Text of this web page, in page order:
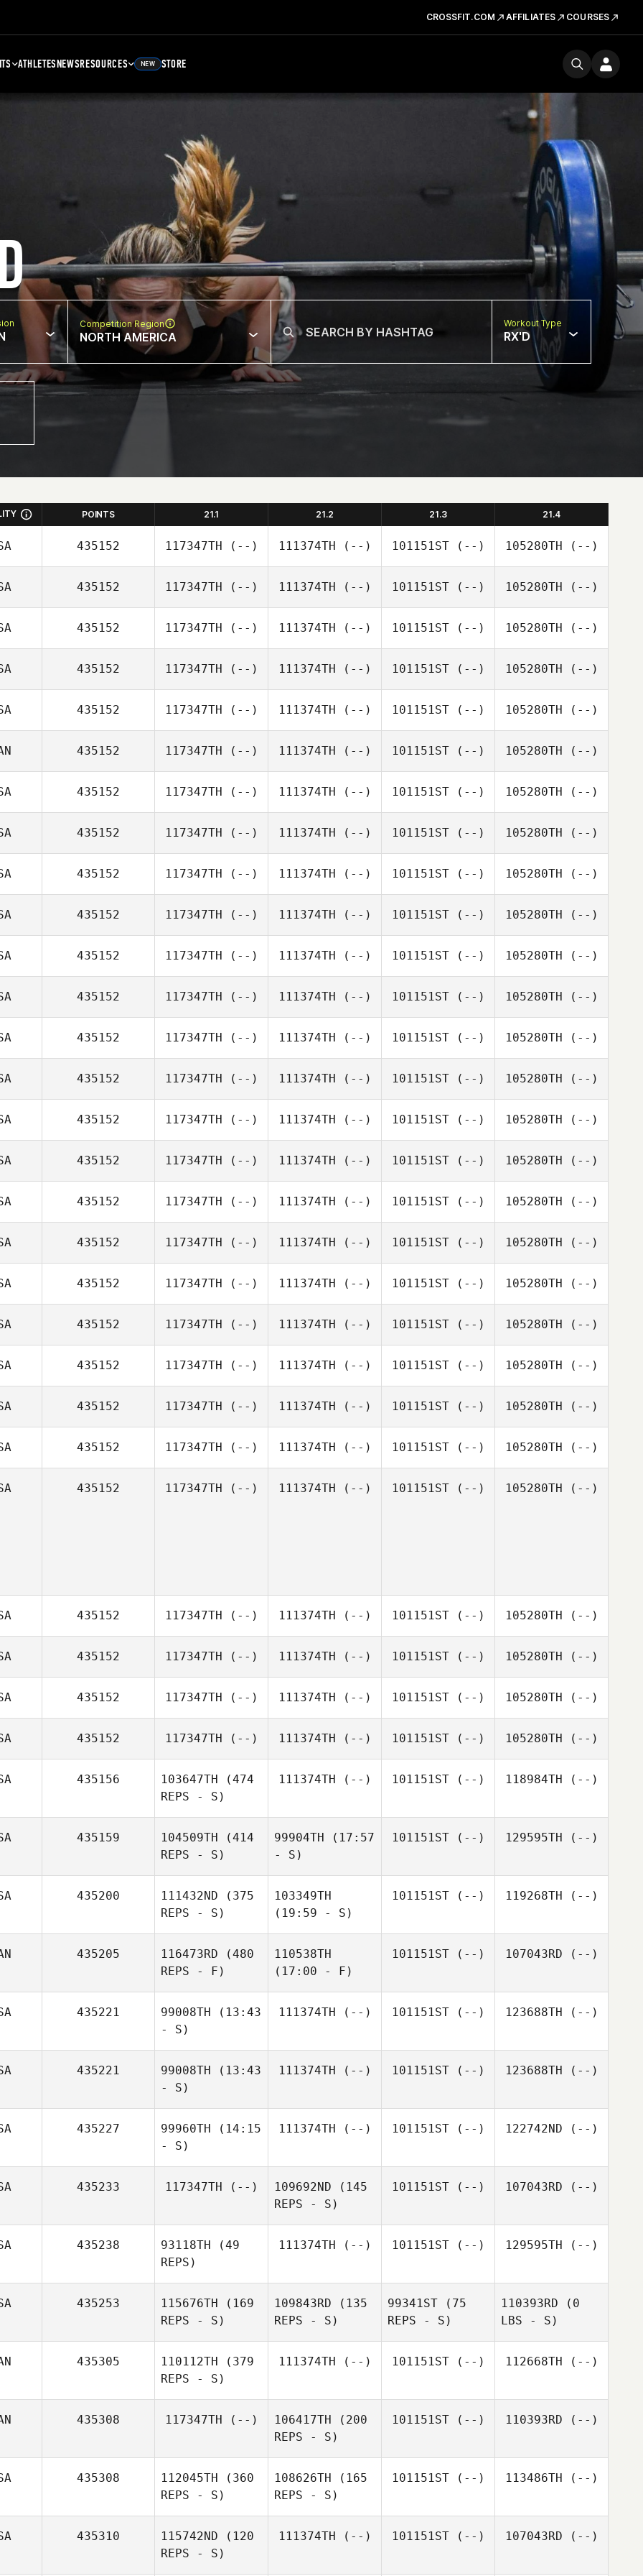
CROSSFIT.COM AFFILIATES COURSES
ATHLETESNEWSRESOURCES NEW STORE
Competition Region
NORTH AMERICA
Workout Type
RX'D
POINTS 21.1 21.2 21.3 21.4
435152 117347TH (--) 111374TH (--) 101151ST(--) 105280TH (--)
435152 117347TH (--) 111374TH (--) 101151ST(--) 105280TH (--)
435152 117347TH (--) 111374TH (--) 101151ST(--) 105280TH (--)
435152 117347TH (--) 111374TH (--) 101151ST(--) 105280TH (--)
435152 117347TH (--) 111374TH (--) 101151ST(--) 105280TH (--)
435152 117347TH (--) 111374TH (--) 101151ST(--) 105280TH (--)
435152 117347TH (--) 111374TH (--) 101151ST(--) 105280TH (--)
435152 117347TH (--) 111374TH (--) 101151ST(--) 105280TH (--)
435152 117347TH (--) 111374TH (--) 101151ST(--) 105280TH (--)
435152 117347TH (--) 111374TH (--) 101151ST(--) 105280TH (--)
435152 117347TH (--) 111374TH (--) 101151ST(--) 105280TH (--)
435152 117347TH (--) 111374TH (--) 101151ST(--) 105280TH (--)
435152 117347TH (--) 111374TH (--) 101151ST(--) 105280TH (--)
435152 117347TH (--) 111374TH (--) 101151ST(--) 105280TH (--)
435152 117347TH (--) 111374TH (--) 101151ST(--) 105280TH (--)
435152 117347TH (--) 111374TH (--) 101151ST(--) 105280TH (--)
435152 117347TH (--) 111374TH (--) 101151ST(--) 105280TH (--)
435152 117347TH (--) 111374TH (--) 101151ST(--) 105280TH (--)
435152 117347TH (--) 111374TH (--) 101151ST(--) 105280TH (--)
435152 117347TH (--) 111374TH (--) 101151ST(--) 105280TH (--)
435152 117347TH (--) 111374TH (--) 101151ST(--) 105280TH (--)
435152 117347TH (--) 111374TH (--) 101151ST(--) 105280TH (--)
435152 117347TH (--) 111374TH (--) 101151ST(--) 105280TH (--)
435152 117347TH (--) 111374TH (--) 101151ST(--) 105280TH (--)
435152 117347TH (--) 111374TH (--) 101151ST(--) 105280TH (--)
435152 117347TH (--) 111374TH (--) 101151ST(--) 105280TH (--)
435152 117347TH (--) 111374TH (--) 101151ST(--) 105280TH (--)
435152 117347TH (--) 111374TH (--) 101151ST(--) 105280TH (--)
435156 103647TH (474
REPS - S)
111374TH (--) 101151ST(--) 118984TH (--)
435159 104509TH (414
REPS - S)
99904TH (17:57
- S)
101151ST(--) 129595TH (--)
435200 111432ND (375
REPS - S)
103349TH
(19:59 - S)
101151ST(--) 119268TH (--)
435205 116473RD (480
REPS - F)
110538TH
(17:00 - F)
101151ST(--) 107043RD (--)
435221 99008TH (13:43
- S)
111374TH (--) 101151ST(--) 123688TH (--)
435221 99008TH (13:43
- S)
111374TH (--) 101151ST(--) 123688TH (--)
435227 99960TH (14:15
- S)
111374TH (--) 101151ST(--) 122742ND (--)
435233 117347TH (--) 109692ND (145
REPS - S)
101151ST(--) 107043RD (--)
435238 93118TH (49
REPS)
111374TH (--) 101151ST(--) 129595TH (--)
435253 115676TH (169
REPS - S)
109843RD (135
REPS - S)
99341ST (75
REPS - S)
110393RD (0
LBS - S)
435305 110112TH (379
REPS - S)
111374TH (--) 101151ST(--) 112668TH (--)
435308 117347TH (--) 106417TH (200
REPS - S)
101151ST(--) 110393RD (--)
435308 112045TH (360
REPS - S)
108626TH (165
REPS - S)
101151ST(--) 113486TH (--)
435310 115742ND (120
REPS - S)
111374TH (--) 101151ST(--) 107043RD (--)